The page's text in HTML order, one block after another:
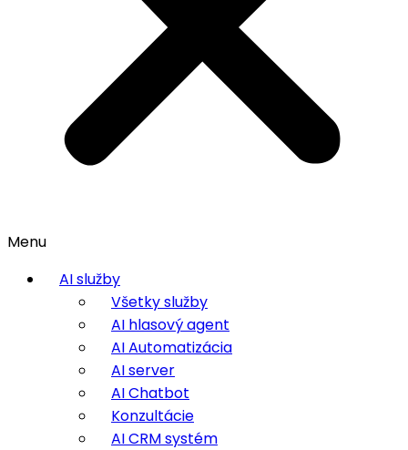
Menu
AI služby
Všetky služby
AI hlasový agent
AI Automatizácia
AI server
AI Chatbot
Konzultácie
AI CRM systém